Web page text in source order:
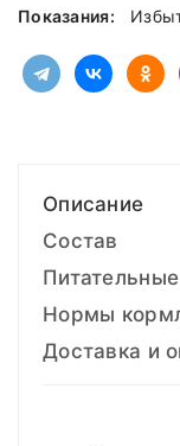
Показания:
Описание
Состав
Нормы
Доставка и